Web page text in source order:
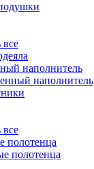
все
наполнитель
наполнитель
все
полотенца
полотенца